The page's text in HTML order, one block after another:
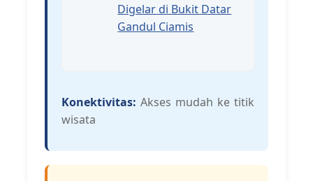
Digelar di Bukit Datar
Gandul Ciamis
Konektivitas: Akses mudah ke titik
wisata